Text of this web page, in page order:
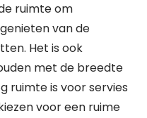
ruimte om
van de
Het is ook
met de breedte
ruimte is voor servies
voor een ruime